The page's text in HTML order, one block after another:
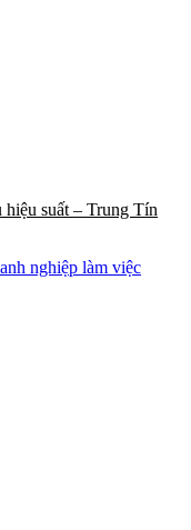
suất – Trung Tín